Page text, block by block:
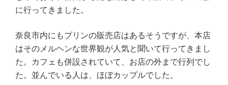
に行ってきました。
奈良市内にもプリンの販売店はあるそうですが、本店
はそのメルヘンな世界観が人気と聞いて行ってきまし
た。カフェも併設されていて、お店の外まで行列でし
た。並んでいる人は、ほぼカップルでした。